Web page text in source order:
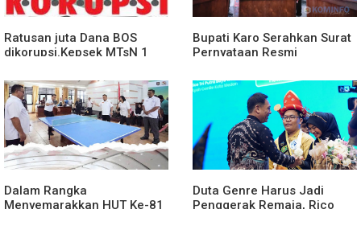
Ratusan juta Dana BOS
dikorupsi.Kepsek MTsN 1
Bupati Karo Serahkan Surat
Pernyataan Resmi
Kabanjahe
Dalam Rangka
Menyemarakkan HUT Ke-81
Duta Genre Harus Jadi
Penggerak Remaja, Rico